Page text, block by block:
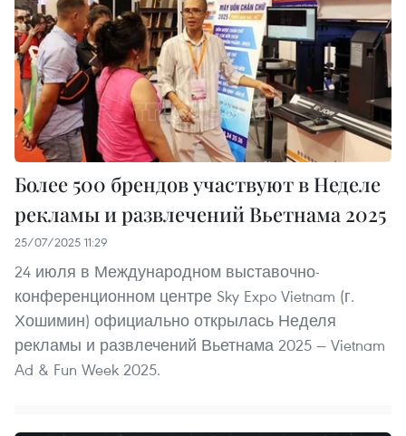
Более 500 брендов участвуют в Неделе
рекламы и развлечений Вьетнама 2025
25/07/2025 11:29
24 июля в Международном выставочно-
конференционном центре Sky Expo Vietnam (г.
Хошимин) официально открылась Неделя
рекламы и развлечений Вьетнама 2025 — Vietnam
Ad & Fun Week 2025.